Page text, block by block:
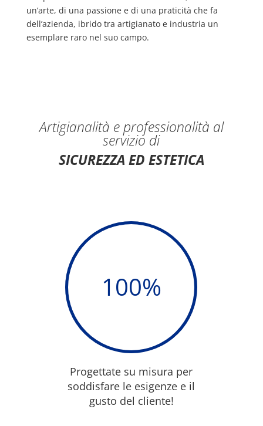
un’arte, di una passione e di una praticità che fa
dell’azienda, ibrido tra artigianato e industria un
esemplare raro nel suo campo.
Artigianalità e professionalità al
servizio di
SICUREZZA ED ESTETICA
100%
Progettate su misura per
soddisfare le esigenze e il
gusto del cliente!